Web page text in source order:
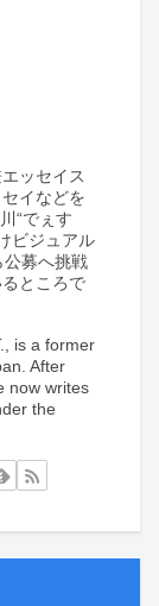
ッセイス
イなどを
“でぇす
ビジュアル
公募へ挑戦
ところで
is a former
After
now writes
the